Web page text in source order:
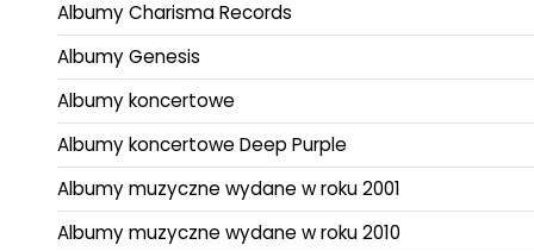
Albumy Charisma Records
Albumy Genesis
Albumy koncertowe
Albumy koncertowe Deep Purple
Albumy muzyczne wydane w roku 2001
Albumy muzyczne wydane w roku 2010